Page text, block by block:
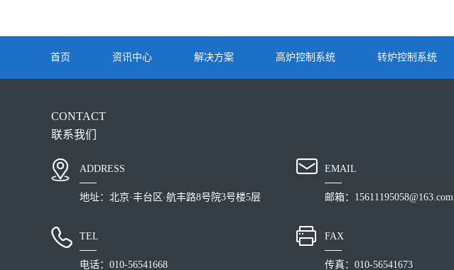
首页 资讯中心 解决方案 高炉控制系统 转炉控制系统
CONTACT
联系我们
ADDRESS
地址：北京·丰台区·航丰路8号院3号楼5层
EMAIL
邮箱：15611195058@163.com
TEL
电话：010-56541668
FAX
传真：010-56541673